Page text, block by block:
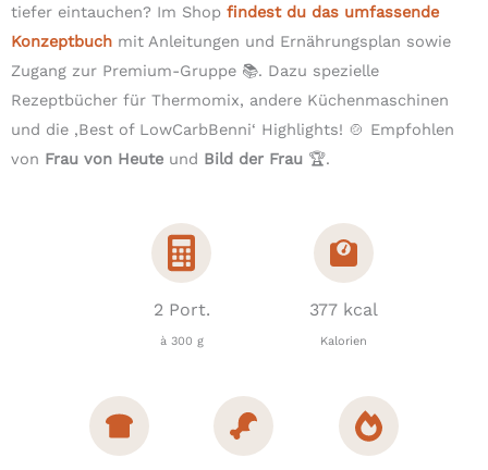
tiefer eintauchen? Im Shop findest du das umfassende
Konzeptbuch mit Anleitungen und Ernährungsplan sowie
Zugang zur Premium-Gruppe 📚. Dazu spezielle
Rezeptbücher für Thermomix, andere Küchenmaschinen
und die ‚Best of LowCarbBenni‘ Highlights! 🍲 Empfohlen
von Frau von Heute und Bild der Frau 🏆.
2 Port.
à 300 g
377 kcal
Kalorien